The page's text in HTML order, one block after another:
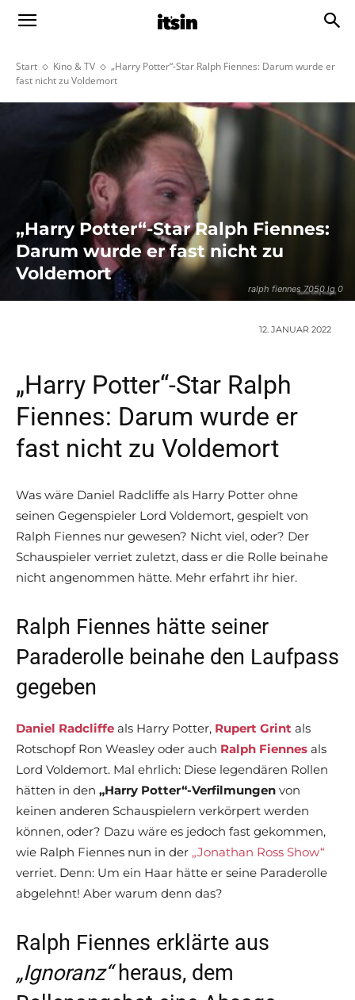
Start Kino & TV
„Harry Potter“-Star Ralph Fiennes: Darum wurde er
fast nicht zu Voldemort
ralph fiennes 7050 lg 0
„Harry Potter“-Star Ralph Fiennes:
Darum wurde er fast nicht zu
Voldemort
12. JANUAR 2022
„Harry Potter“-Star Ralph
Fiennes: Darum wurde er
fast nicht zu Voldemort
Was wäre Daniel Radcliffe als Harry Potter ohne
seinen Gegenspieler Lord Voldemort, gespielt von
Ralph Fiennes nur gewesen? Nicht viel, oder? Der
Schauspieler verriet zuletzt, dass er die Rolle beinahe
nicht angenommen hätte. Mehr erfahrt ihr hier.
Ralph Fiennes hätte seiner
Paraderolle beinahe den Laufpass
gegeben
Daniel Radcliffe als Harry Potter, Rupert Grint als
Rotschopf Ron Weasley oder auch Ralph Fiennes als
Lord Voldemort. Mal ehrlich: Diese legendären Rollen
hätten in den „Harry Potter“-Verfilmungen von
keinen anderen Schauspielern verkörpert werden
können, oder? Dazu wäre es jedoch fast gekommen,
wie Ralph Fiennes nun in der „Jonathan Ross Show“
verriet. Denn: Um ein Haar hätte er seine Paraderolle
abgelehnt! Aber warum denn das?
Ralph Fiennes erklärte aus
„Ignoranz“ heraus, dem